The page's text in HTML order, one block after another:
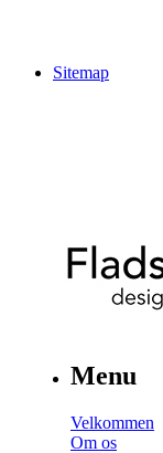
Sitemap
Menu
Velkommen
Om os